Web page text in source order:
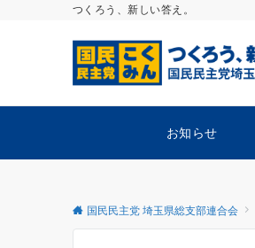
つくろう、新しい答え。
お知らせ
国民民主党 埼玉県総支部連合会